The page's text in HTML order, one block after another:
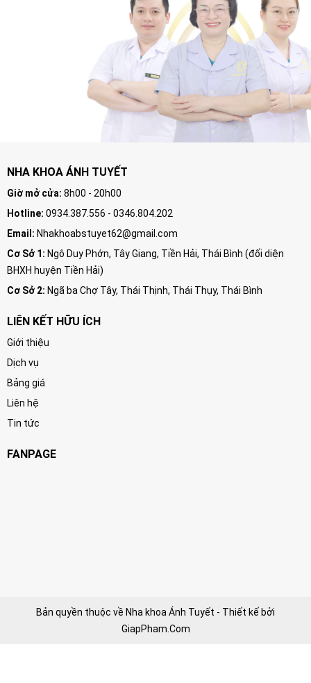
NHA KHOA ÁNH TUYẾT
Giờ mở cửa: 8h00 - 20h00
Hotline: 0934.387.556 - 0346.804.202
Email: Nhakhoabstuyet62@gmail.com
Cơ Sở 1: Ngô Duy Phớn, Tây Giang, Tiền Hải, Thái Bình (đối diện
BHXH huyện Tiền Hải)
Cơ Sở 2: Ngã ba Chợ Tây, Thái Thịnh, Thái Thụy, Thái Bình
LIÊN KẾT HỮU ÍCH
Giới thiệu
Dịch vụ
Bảng giá
Liên hệ
Tin tức
FANPAGE
Bản quyền thuộc về Nha khoa Ánh Tuyết - Thiết kế bởi
GiapPham.Com